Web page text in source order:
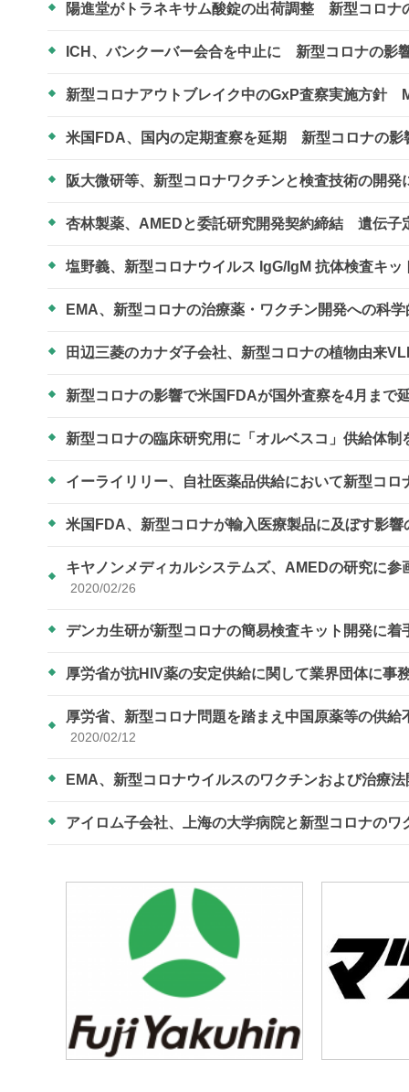
陽進堂がトラネキサム酸錠の出荷調整 新型コロナ
ICH、バンクーバー会合を中止に 新型コロナの影
新型コロナアウトブレイク中のGxP査察実施方針
米国FDA、国内の定期査察を延期 新型コロナの影
阪大微研等、新型コロナワクチンと検査技術の開
杏林製薬、AMEDと委託研究開発契約締結 遺伝子
塩野義、新型コロナウイルス IgG/IgM 抗体検査キ
EMA、新型コロナの治療薬・ワクチン開発への科
田辺三菱のカナダ子会社、新型コロナの植物由来
新型コロナの影響で米国FDAが国外査察を4月まで
新型コロナの臨床研究用に「オルベスコ」供給体
イーライリリー、自社医薬品供給において新型コ
米国FDA、新型コロナが輸入医療製品に及ぼす影
キヤノンメディカルシステムズ、AMEDの研究に
2020/02/26
デンカ生研が新型コロナの簡易検査キット開発に着
厚労省が抗HIV薬の安定供給に関して業界団体に
厚労省、新型コロナ問題を踏まえ中国原薬等の供
2020/02/12
EMA、新型コロナウイルスのワクチンおよび治療
アイロム子会社、上海の大学病院と新型コロナの